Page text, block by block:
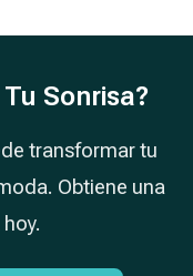
Sonrisa?
transformar tu
Obtiene una